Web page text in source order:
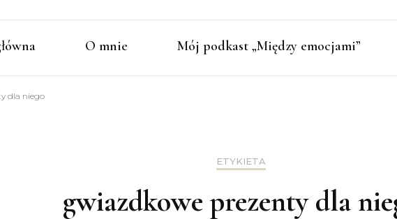
O mnie Mój podkast „Między emocjami”
dla niego
ETYKIETA
gwiazdkowe prezenty dla